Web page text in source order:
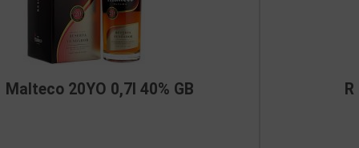
Rum Hansen Rot 0,7l 54%